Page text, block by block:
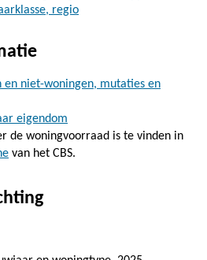
regio
en niet-woningen, mutaties en
eigendom
de woningvoorraad is te vinden in
van het CBS.